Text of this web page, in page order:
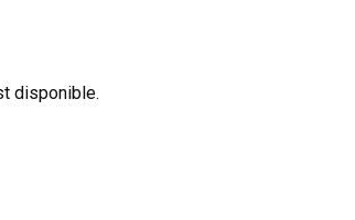
disponible.